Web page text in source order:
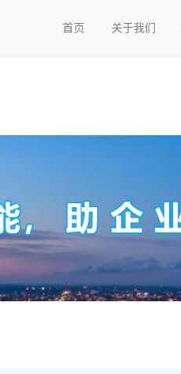
首页 关于我们